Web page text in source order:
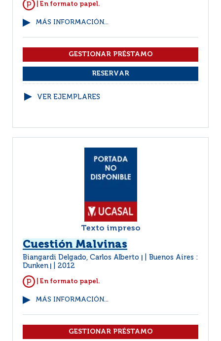
| En formato papel.
MÁS INFORMACIÓN...
VER EJEMPLARES
Texto impreso
Cuestión Malvinas
Biangardi Delgado, Carlos Alberto
Buenos Aires :
Dunken
2012
| En formato papel.
MÁS INFORMACIÓN...